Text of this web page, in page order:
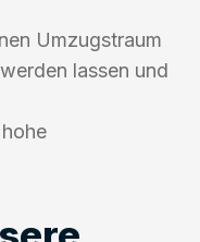
Umzugstraum
lassen und